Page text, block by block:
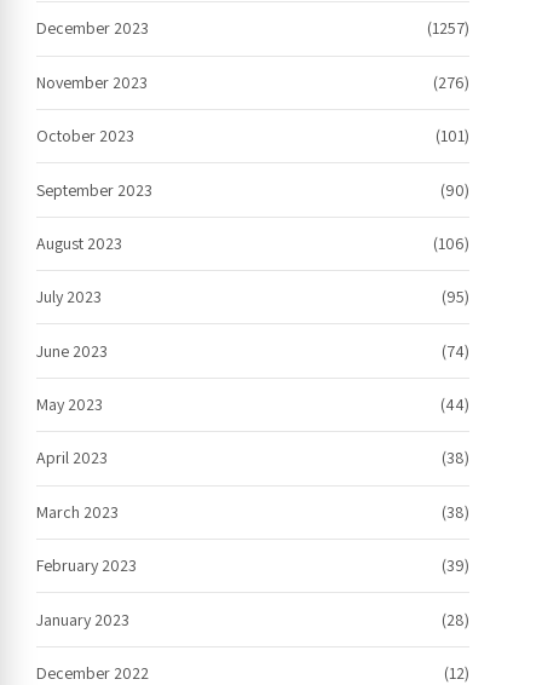
December 2023 (1257)
November 2023 (276)
October 2023 (101)
September 2023 (90)
August 2023 (106)
July 2023 (95)
June 2023 (74)
May 2023 (44)
April 2023 (38)
March 2023 (38)
February 2023 (39)
January 2023 (28)
December 2022 (12)